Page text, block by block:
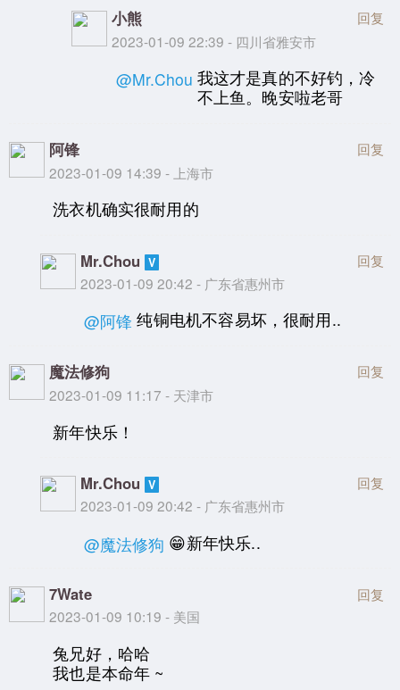
小熊
2023-01-09 22:39 - 四川省雅安市
回复
@Mr.Chou 我这才是真的不好钓，冷
不上鱼。晚安啦老哥
阿锋
2023-01-09 14:39 - 上海市
回复
洗衣机确实很耐用的
Mr.Chou
2023-01-09 20:42 - 广东省惠州市
回复
@阿锋 纯铜电机不容易坏，很耐用..
魔法修狗
2023-01-09 11:17 - 天津市
回复
新年快乐！
Mr.Chou
2023-01-09 20:42 - 广东省惠州市
回复
@魔法修狗 😁新年快乐..
7Wate
2023-01-09 10:19 - 美国
回复
兔兄好，哈哈
我也是本命年 ~